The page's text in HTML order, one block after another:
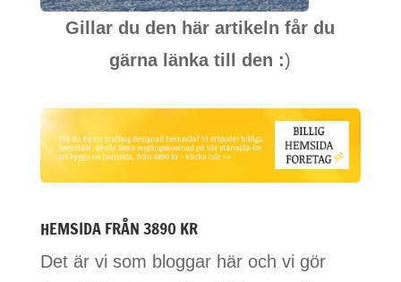
Gillar du den här artikeln får du
gärna länka till den :)
HEMSIDA FRÅN 3890 KR
Det är vi som bloggar här och vi gör